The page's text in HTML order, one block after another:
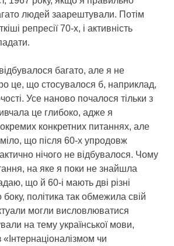
людей заарештували. Потім
репресії 70-х, і активність
багато, але я не
це, що стосувалося б, наприклад,
Усе наново почалося тільки з
це глибоко, адже я
конкретних питаннях, але
що після 60-х упродовж
нічого не відбувалося. Чому
на яке я поки не знайшла
що й 60-і мають дві різні
політика так обмежила свій
могли висловлюватися
на тему української мови,
чи